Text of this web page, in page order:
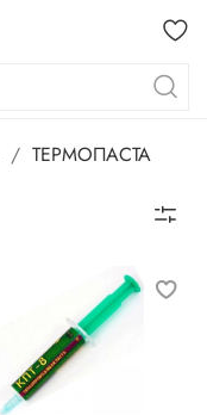
ТЕРМОПАСТА